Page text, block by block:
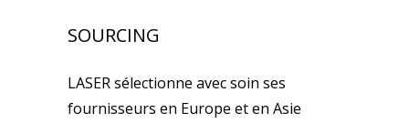
SOURCING
LASER sélectionne avec soin ses
fournisseurs en Europe et en Asie